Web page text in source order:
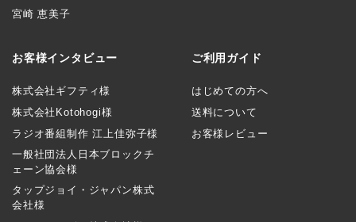
宮崎 恵美子
お客様インタビュー
株式会社ギフティ様
株式会社Kotohogi様
ラジオ番組制作 江上佳弥子様
一般社団法人日本ブロックチ
ェーン協会様
タップジョイ・ジャパン株式
会社様
ご利用ガイド
はじめての方へ
送料について
お客様レビュー